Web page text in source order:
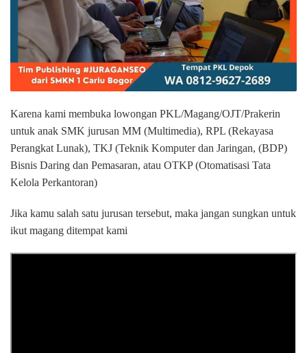
Karena kami membuka lowongan PKL/Magang/OJT/Prakerin
untuk anak SMK jurusan MM (Multimedia), RPL (Rekayasa
Perangkat Lunak), TKJ (Teknik Komputer dan Jaringan, (BDP)
Bisnis Daring dan Pemasaran, atau OTKP (Otomatisasi Tata
Kelola Perkantoran)
Jika kamu salah satu jurusan tersebut, maka jangan sungkan untuk
ikut magang ditempat kami